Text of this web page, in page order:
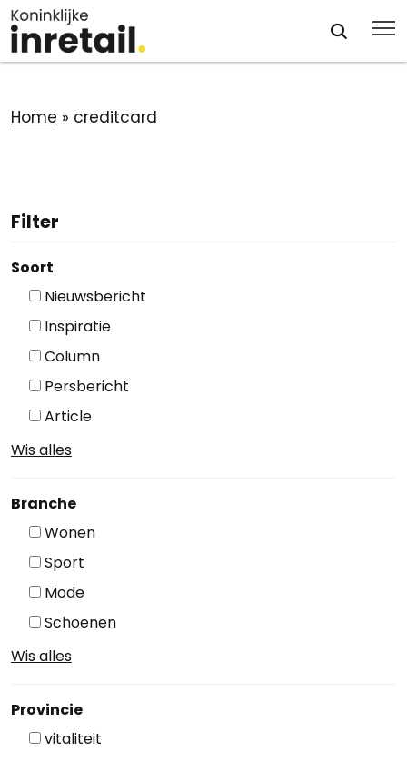
Home » creditcard
Filter
Soort
Nieuwsbericht
Inspiratie
Column
Persbericht
Article
Wis alles
Branche
Wonen
Sport
Mode
Schoenen
Wis alles
Provincie
vitaliteit